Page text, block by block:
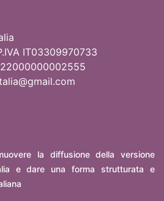
IT03309970733
la diffusione della versione
e dare una forma strutturata e